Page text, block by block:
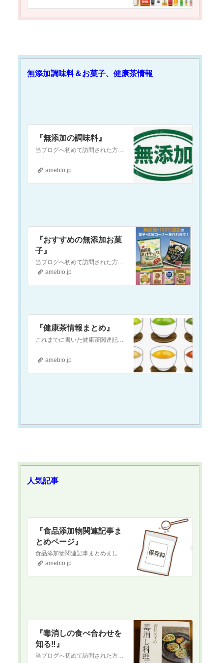
無添加調味料＆お菓子、健康茶情報
『無添加の調味料』
ameblo.jp
『おすすめの無添加お菓
子』
当ブログへ初めて訪問された方へ当ブログは『現代医療やワクチンに対して疑念を抱いている』という方や『食の安全(農薬・添加物etc.)に不安を感じている』という方…
ameblo.jp
『健康茶情報まとめ』
これまでに書いた健康茶関連記事のリンクを以下に貼り付けておきます気になるお茶があれば、ぜひ記事をチェックしてみてくださいねハブ茶『お勧めのお茶 〜ハブ茶〜』当…
ameblo.jp
人気記事
『食品添加物関連記事ま
とめページ』
食品添加物関連記事まとめました‼️ 以下、貼り付けておきます。ご参考まで保存料と日持ち向上剤について『保存料と日持ち向上剤』デトックス&免疫力アップ関連記事『…
ameblo.jp
『毒消しの食べ合わせを
知る‼️』
当ブログへ初めて訪問された方へ当ブログは正しい食を通して健康になりたい！という方に向けて書いているブログです。古くから伝わる日本食を中心に、薬膳の知識なども織…